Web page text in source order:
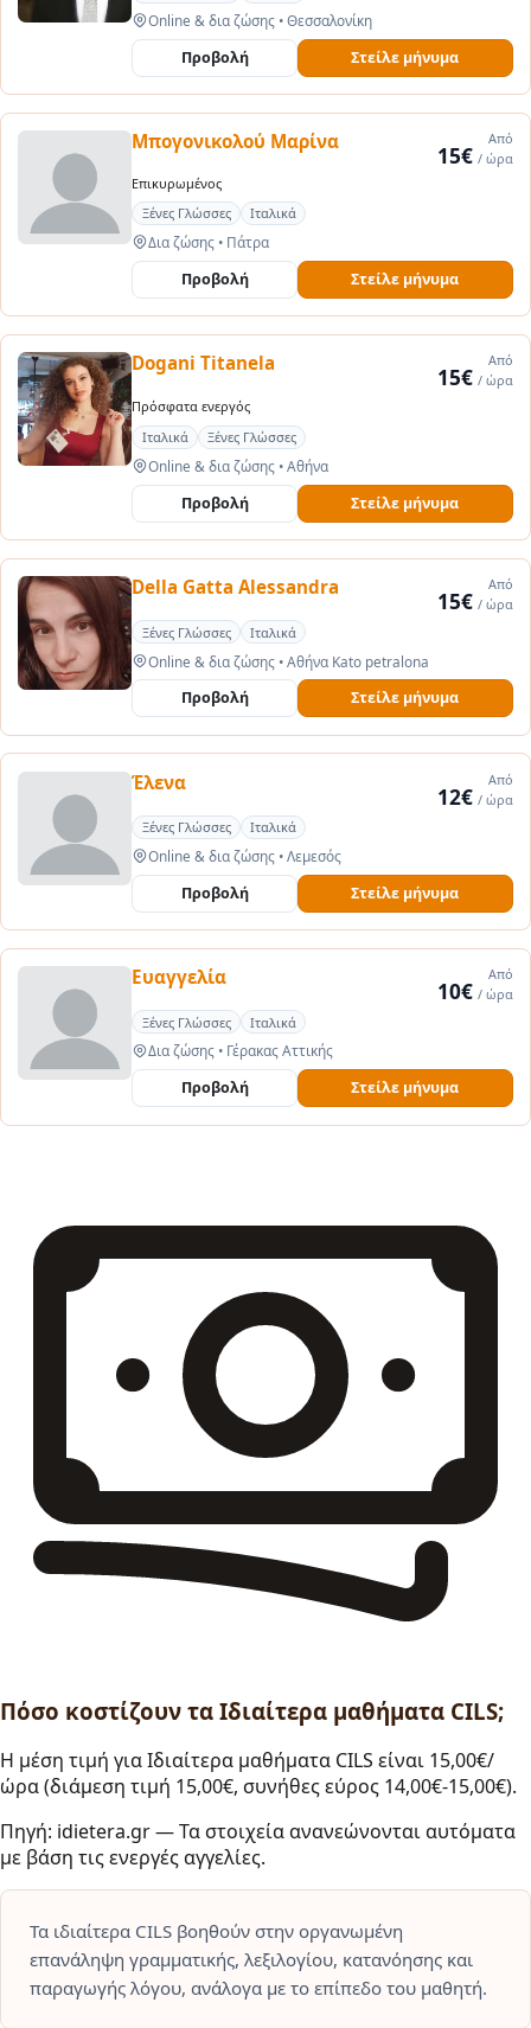
Online & δια ζώσης •Θεσσαλονίκη
Προβολή Στείλε μήνυμα
Μπογονικολού Μαρίνα Από
15€ / ώρα
Επικυρωμένος
Ξένες Γλώσσες
Ιταλικά
Δια ζώσης •Πάτρα
Προβολή Στείλε μήνυμα
Dogani Titanela Από
15€ / ώρα
Πρόσφατα ενεργός
Ιταλικά
Ξένες Γλώσσες
Online & δια ζώσης •Αθήνα
Προβολή Στείλε μήνυμα
Della Gatta Alessandra Από
15€ / ώρα
Ξένες Γλώσσες
Ιταλικά
Online & δια ζώσης •Αθήνα Kato petralona
Προβολή Στείλε μήνυμα
Έλενα Από
12€ / ώρα
Ξένες Γλώσσες
Ιταλικά
Online & δια ζώσης •Λεμεσός
Προβολή Στείλε μήνυμα
Ευαγγελία Από
10€ / ώρα
Ξένες Γλώσσες
Ιταλικά
Δια ζώσης •Γέρακας Αττικής
Προβολή Στείλε μήνυμα
Πόσο κοστίζουν τα Ιδιαίτερα μαθήματα CILS;
Η μέση τιμή για Ιδιαίτερα μαθήματα CILS είναι 15,00€/
ώρα (διάμεση τιμή 15,00€, συνήθες εύρος 14,00€-15,00€).
Πηγή: idietera.gr — Τα στοιχεία ανανεώνονται αυτόματα
με βάση τις ενεργές αγγελίες.
Τα ιδιαίτερα CILS βοηθούν στην οργανωμένη
επανάληψη γραμματικής, λεξιλογίου, κατανόησης και
παραγωγής λόγου, ανάλογα με το επίπεδο του μαθητή.